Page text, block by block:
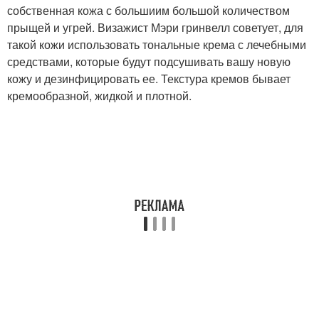
собственная кожа с большиим большой количеством
прыщей и угрей. Визажист Мэри гринвелл советует, для
такой кожи использовать тональные крема с лечебными
средствами, которые будут подсушивать вашу новую
кожу и дезинфицировать ее. Текстура кремов бывает
кремообразной, жидкой и плотной.